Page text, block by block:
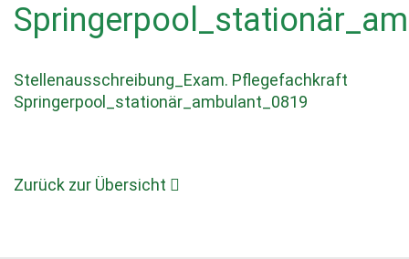
Stellenausschreibung_Exam. Pflegefachkraft
Springerpool_stationär_ambulant_0819
Zurück zur Übersicht